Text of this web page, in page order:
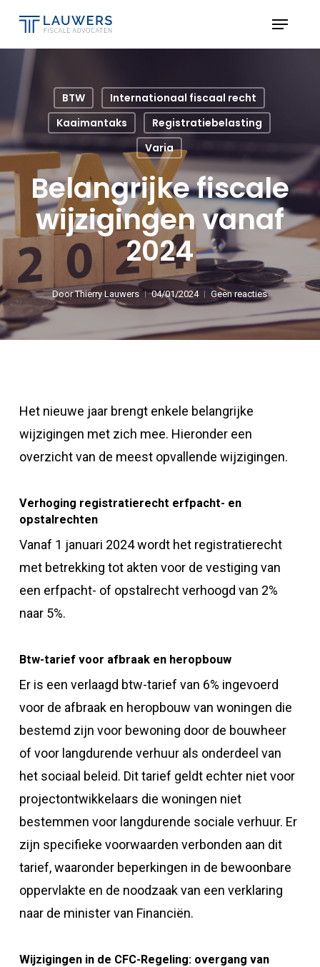
content
Menu
BTW
Internationaal fiscaal recht
Kaaimantaks
Registratiebelasting
Varia
Belangrijke fiscale
wijzigingen vanaf
2024
Door Thierry Lauwers 04/01/2024 Geen reacties
Het nieuwe jaar brengt enkele belangrijke
wijzigingen met zich mee. Hieronder een
overzicht van de meest opvallende wijzigingen.
Verhoging registratierecht erfpacht- en
opstalrechten
Vanaf 1 januari 2024 wordt het registratierecht
met betrekking tot akten voor de vestiging van
een erfpacht- of opstalrecht verhoogd van 2%
naar 5%.
Btw-tarief voor afbraak en heropbouw
Er is een verlaagd btw-tarief van 6% ingevoerd
voor de afbraak en heropbouw van woningen die
bestemd zijn voor bewoning door de bouwheer
of voor langdurende verhuur als onderdeel van
het sociaal beleid. Dit tarief geldt echter niet voor
projectontwikkelaars die woningen niet
bestemmen voor langdurende sociale verhuur. Er
zijn specifieke voorwaarden verbonden aan dit
tarief, waaronder beperkingen in de bewoonbare
oppervlakte en de noodzaak van een verklaring
naar de minister van Financiën.
Wijzigingen in de CFC-Regeling: overgang van
Close